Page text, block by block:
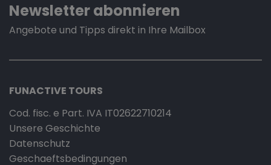
Newsletter abonnieren
Angebote und Tipps direkt in Ihre Mailbox
FUNACTIVE TOURS
Cod. fisc. e Part. IVA IT02622710214
Unsere Geschichte
Datenschutz
Geschaeftsbedingungen